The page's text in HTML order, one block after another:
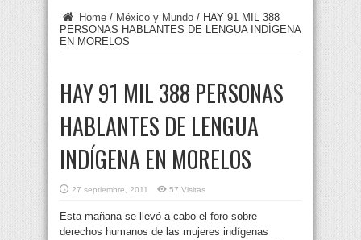
Home / México y Mundo / HAY 91 MIL 388
PERSONAS HABLANTES DE LENGUA INDÍGENA
EN MORELOS
HAY 91 MIL 388 PERSONAS
HABLANTES DE LENGUA
INDÍGENA EN MORELOS
27 septiembre, 2011 57 Visitas
Esta mañana se llevó a cabo el foro sobre
derechos humanos de las mujeres indígenas